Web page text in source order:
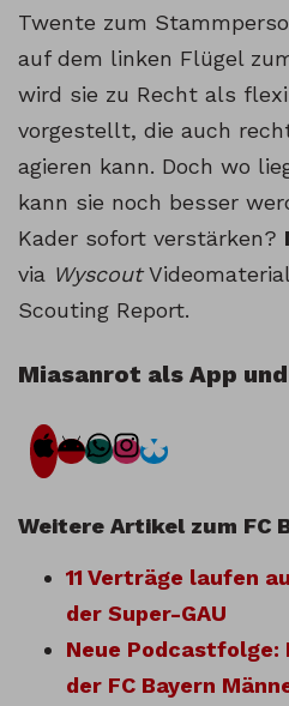
Twente zum
auf dem linken Flügel
wird sie zu Recht als
vorgestellt, die auch
agieren kann. Doch wo
kann sie noch besser
Kader sofort verstärken?
via Wyscout
Scouting Report.
Miasanrot als App
Weitere Artikel zum FC
11 Verträge laufen
der Super-GAU
Neue
der FC Bayern